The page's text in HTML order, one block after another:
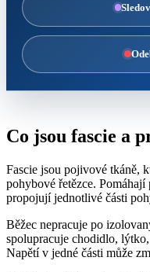
Co jsou fascie a
Fascie jsou pojivové tkáně,
pohybové řetězce. Pomáhají
propojují jednotlivé části
Běžec nepracuje po
spolupracuje chodidlo,
Napětí v jedné části může